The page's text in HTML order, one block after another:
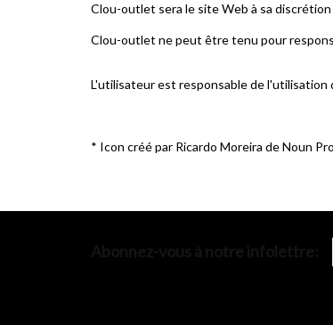
Clou-outlet sera le site Web à sa
Clou-outlet ne peut être tenu pour
L'utilisateur est responsable de
* Icon créé par Ricardo Moreira de Noun